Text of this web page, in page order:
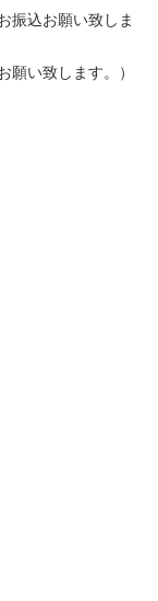
振込お願い致しま
願い致します。）